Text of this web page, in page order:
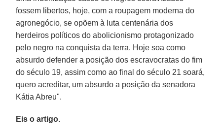
fossem libertos, hoje, com a roupagem moderna do
agronegócio, se opõem à luta centenária dos
herdeiros políticos do abolicionismo protagonizado
pelo negro na conquista da terra. Hoje soa como
absurdo defender a posição dos escravocratas do fim
do século 19, assim como ao final do século 21 soará,
quero acreditar, um absurdo a posição da senadora
Kátia Abreu".
Eis o artigo.